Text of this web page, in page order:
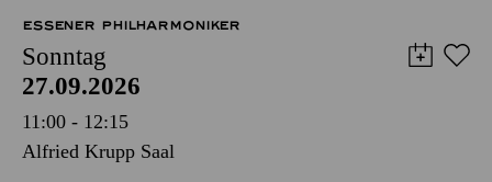
ESSENER PHILHARMONIKER
Sonntag
27.09.2026
11:00 - 12:15
Alfried Krupp Saal